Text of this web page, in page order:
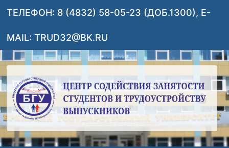
Перейти
содержимому
ТЕЛЕФОН: 8 (4832) 58-05-23 (ДОБ.1300), E-
MAIL: TRUD32@BK.RU